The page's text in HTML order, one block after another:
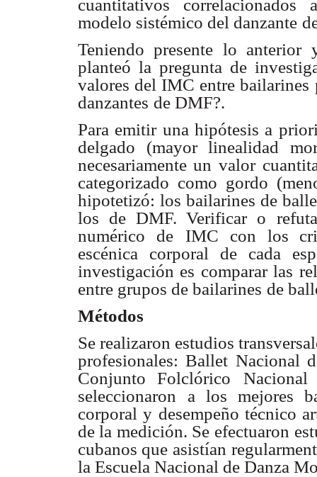
cuantitativos
modelo sistémico del danzante
Teniendo presente lo anterior
planteó la pregunta de
valores del IMC entre bailarines
danzantes de DMF?.
Para emitir una hipótesis a
delgado (mayor linealidad
necesariamente un valor
categorizado como gordo
hipotetizó: los bailarines de
los de DMF. Verificar o
numérico de
IMC con los
escénica corporal de cada
investigación es comparar las
entre grupos de bailarines de
Métodos
Se realizaron estudios
profesionales: Ballet Nacional
Conjunto Folclórico
seleccionaron
a los mejores
corporal y desempeño técnico
de la medición. Se efectuaron
cubanos que asistían
la Escuela Nacional de Danza